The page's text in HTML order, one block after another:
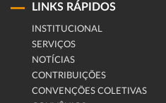
LINKS RÁPIDOS
INSTITUCIONAL
SERVIÇOS
NOTÍCIAS
CONTRIBUIÇÕES
CONVENÇÕES COLETIVAS